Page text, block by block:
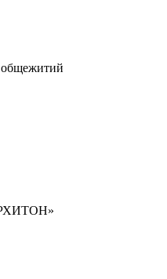
общежитий